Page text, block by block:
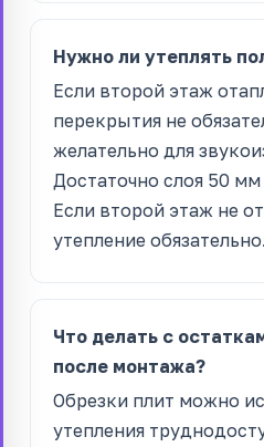
Нужно ли утеплять
Если второй этаж
перекрытия не
желательно для
Достаточно слоя 50
Если второй этаж не
утепление обязательно.
Что делать с
после монтажа?
Обрезки плит можно
утепления